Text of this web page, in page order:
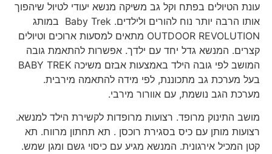
עונת הטיולים בפתח וקל גב משיקה מנשא יעודי לטיול שיהפוך
אותו הרבה יותר נוח להורים ולילדים. Baby Trek במותג
OUTDOOR REVOLUTION מתאים למסעות ארוכים וטיולים
קצרים. המנשא גדל יחד עם ילדך. אפשרות להתאמת גובה
המושב לפי גובה הילד באמצעות אבזם משיכה BABY TREK
בעל מערכת גב מתכוננת, לפי מידה להתאמה מירבית.
מערכת הגב נושמת, עם אוורור מירבי.
מושב התינוק מרופד. רצועות מרופדות לקשירת הילד למנשא.
רצועות מותן עם כיס בסגירת רוכסן . תא תחתון מרווח. תא
קטן המכיל אירגונית. המנשא מגיע עם כיסוי גשם ומגן שמש.